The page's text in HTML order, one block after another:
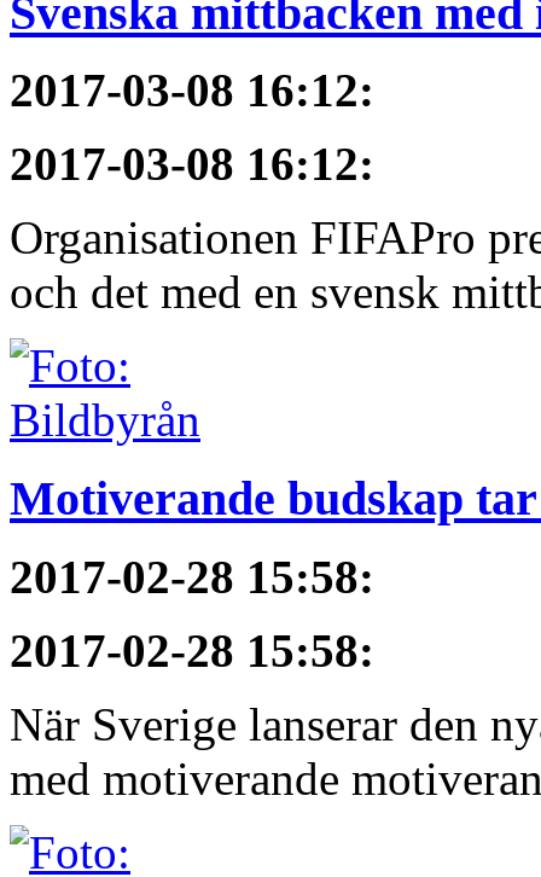
Svenska mittbacken
2017-03-08 16:12:
2017-03-08 16:12:
Organisationen FIFAPro
och det med en svensk
Motiverande budskap
2017-02-28 15:58:
2017-02-28 15:58:
När Sverige lanserar den
med motiverande